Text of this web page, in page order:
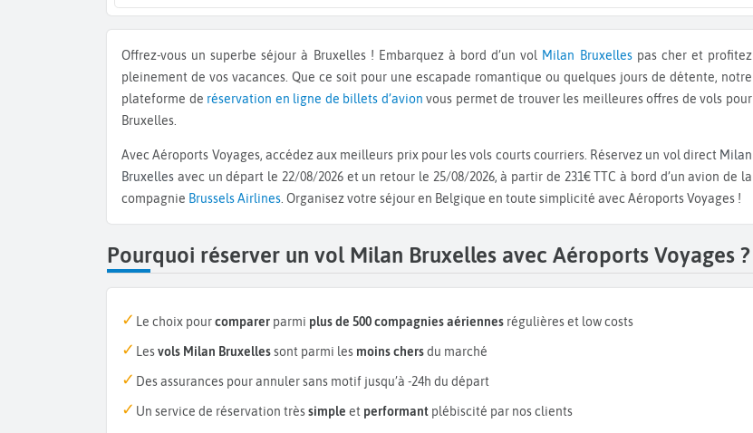
Offrez-vous un superbe séjour à Bruxelles ! Embarquez à bord d’un vol Milan Bruxellespas cher et profitez
pleinement de vos vacances. Que ce soit pour une escapade romantique ou quelques jours de détente, notre
plateforme de réservation en ligne de billets d’avion vous permet de trouver les meilleures offres de vols pour
Bruxelles.
Avec Aéroports Voyages, accédez aux meilleurs prix pour les vols courts courriers. Réservez un vol direct Milan
Bruxelles avec un départ le 22/08/2026 et un retour le 25/08/2026, à partir de 231€ TTC à bord d’un avion de la
compagnie Brussels Airlines . Organisez votre séjour en Belgique en toute simplicité avec Aéroports Voyages !
Pourquoi réserver un vol Milan Bruxelles avec Aéroports Voyages ?
Le choix pourcomparer parmi plus de 500 compagnies aériennes régulières et low costs
Lesvols Milan Bruxellessont parmi les moins chersdu marché
Des assurances pour annuler sans motif jusqu’à -24h du départ
Un service de réservation trèssimple et performant plébiscité par nos clients